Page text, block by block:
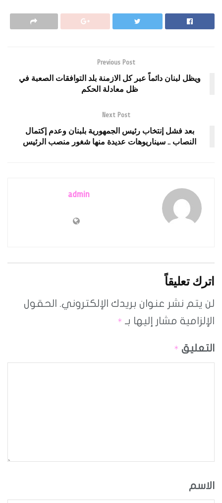
Previous Post
ويظل لبنان دائماً عبر كل الازمنة بلد التوافقات الصعبة في
ظل معادلة الحكم
Next Post
بعد فشل إنتخاب رئيس الجمهورية بلبنان وعدم إكتمال
النصاب .. سيناريوهات عديدة منها شغور منصب الرئيس
admin
اترك تعليقاً
لن يتم نشر عنوان بريدك الإلكتروني. الحقول
الإلزامية مشار إليها بـ *
التعليق *
الاسم